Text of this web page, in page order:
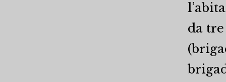
da